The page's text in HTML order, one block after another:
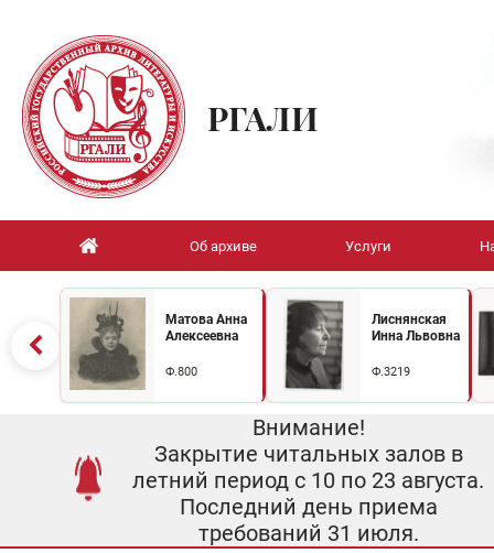
РГАЛИ
Об архиве Услуги
Матова Анна
Алексеевна
Ф.800
Лиснянская
Инна Львовна
Ф.3219
Внимание!
Закрытие читальных залов в
летний период с 10 по 23 августа.
Последний день приема
требований 31 июля.